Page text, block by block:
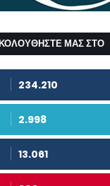
ΜΑΣ ΣΤΟ
234.210
2.998
13.061